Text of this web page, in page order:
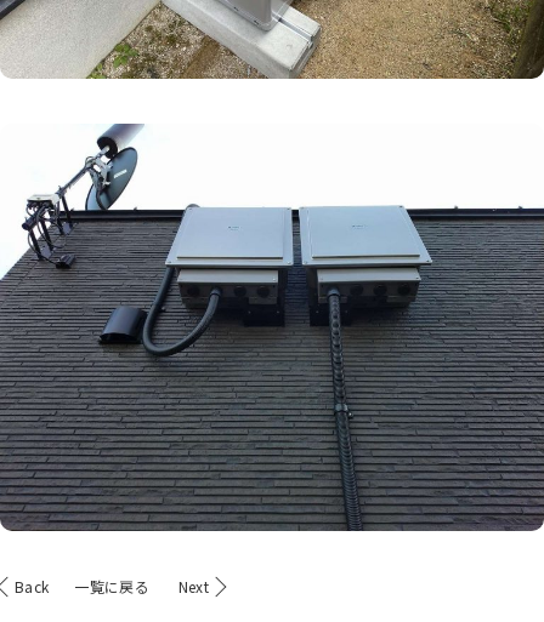
Back 一覧に戻る Next